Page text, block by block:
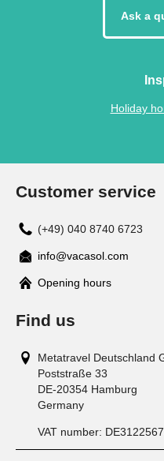
Ask a
Holiday
Customer service
(+49) 040 8740 6723
info@vacasol.com
Opening hours
Find us
Metatravel Deutschland
Poststraße 33
DE-20354 Hamburg
Germany
VAT number: